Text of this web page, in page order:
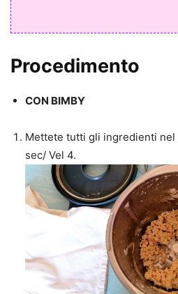
Procedimento
CON BIMBY
Mettete tutti gli ingredienti nel
sec/ Vel 4.